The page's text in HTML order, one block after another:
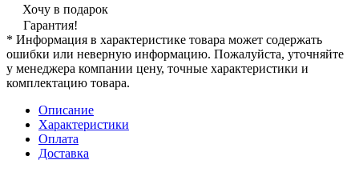
Хочу в подарок
Гарантия!
* Информация в характеристике товара может содержать
ошибки или неверную информацию. Пожалуйста, уточняйте
у менеджера компании цену, точные характеристики и
комплектацию товара.
Описание
Характеристики
Оплата
Доставка